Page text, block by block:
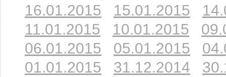
16.01.2015
15.01.2015
11.01.2015
10.01.2015
06.01.2015
05.01.2015
01.01.2015
31.12.2014